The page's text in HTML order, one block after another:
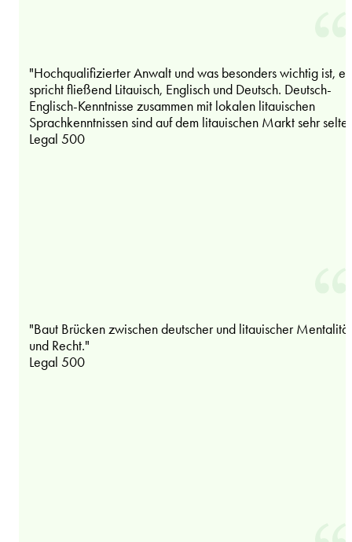
"Hochqualifizierter Anwalt und was besonders wichtig ist, er
spricht fließend Litauisch, Englisch und Deutsch. Deutsch-
Englisch-Kenntnisse zusammen mit lokalen litauischen
Sprachkenntnissen sind auf dem litauischen Markt sehr
Legal 500
"Baut Brücken zwischen deutscher und litauischer Mentalität
und Recht."
Legal 500